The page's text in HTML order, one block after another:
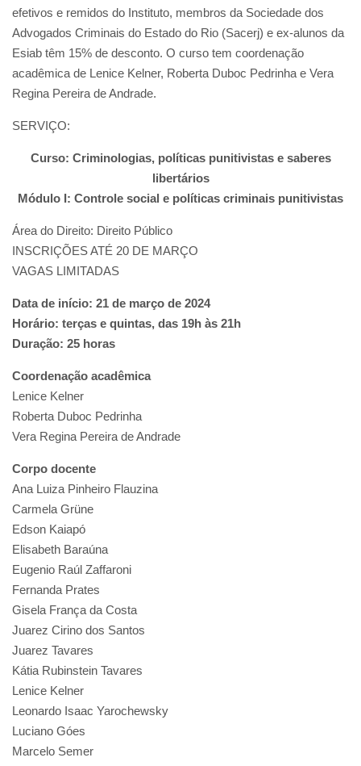
efetivos e remidos do Instituto, membros da Sociedade dos
Advogados Criminais do Estado do Rio (Sacerj) e ex-alunos da
Esiab têm 15% de desconto. O curso tem coordenação
acadêmica de Lenice Kelner, Roberta Duboc Pedrinha e Vera
Regina Pereira de Andrade.
SERVIÇO:
Curso: Criminologias, políticas punitivistas e saberes
libertários
Módulo I: Controle social e políticas criminais punitivistas
Área do Direito: Direito Público
INSCRIÇÕES ATÉ 20 DE MARÇO
VAGAS LIMITADAS
Data de início: 21 de março de 2024
Horário: terças e quintas, das 19h às 21h
Duração: 25 horas
Coordenação acadêmica
Lenice Kelner
Roberta Duboc Pedrinha
Vera Regina Pereira de Andrade
Corpo docente
Ana Luiza Pinheiro Flauzina
Carmela Grüne
Edson Kaiapó
Elisabeth Baraúna
Eugenio Raúl Zaffaroni
Fernanda Prates
Gisela França da Costa
Juarez Cirino dos Santos
Juarez Tavares
Kátia Rubinstein Tavares
Lenice Kelner
Leonardo Isaac Yarochewsky
Luciano Góes
Marcelo Semer